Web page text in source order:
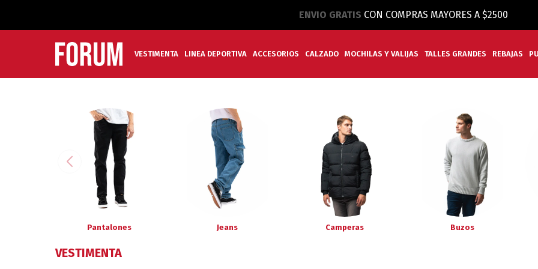
ENVIO GRATIS CON COMPRAS MAYORES A $2500
VESTIMENTA LINEA DEPORTIVA ACCESORIOS CALZADO MOCHILAS Y VALIJAS TALLES GRANDES REBAJAS
Pantalones Jeans Camperas Buzos
VESTIMENTA